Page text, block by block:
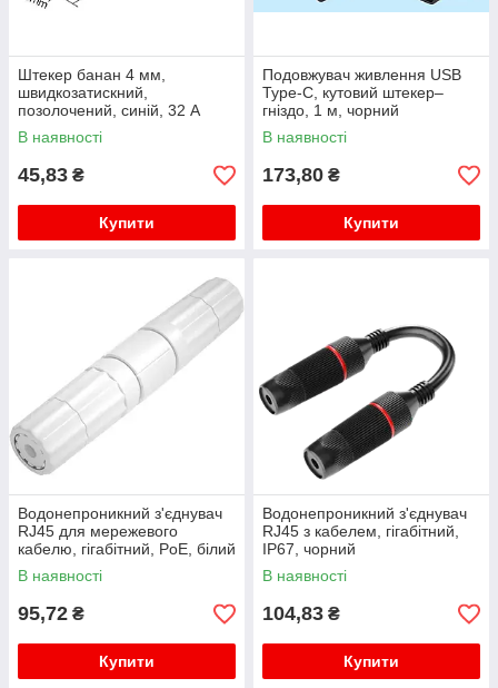
Штекер банан 4 мм,
швидкозатискний,
позолочений, синій, 32 А
В наявності
45,83 ₴
Купити
Подовжувач живлення USB
Type-C, кутовий штекер–
гніздо, 1 м, чорний
В наявності
173,80 ₴
Купити
Водонепроникний з'єднувач
RJ45 для мережевого
кабелю, гігабітний, PoE, білий
В наявності
95,72 ₴
Купити
Водонепроникний з'єднувач
RJ45 з кабелем, гігабітний,
IP67, чорний
В наявності
104,83 ₴
Купити